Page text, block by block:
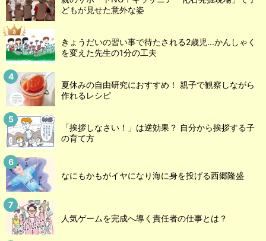
どもが見せた意外な姿
きょうだいの習い事で待たされる2歳児...かんしゃく
を変えた先生の1分の工夫
夏休みの自由研究におすすめ！ 親子で観察しながら
作れるレシピ
「挨拶しなさい！」は逆効果？ 自分から挨拶する子
の育て方
なにもかもがイヤになり海に身を投げる西郷隆盛
人気ゲームを完成へ導く責任者の仕事とは？